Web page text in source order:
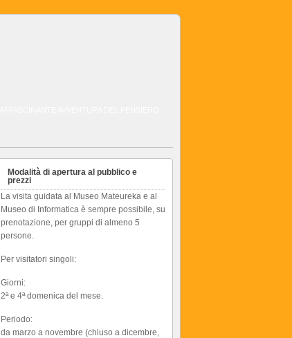
Modalità di apertura al pubblico e
prezzi
La visita guidata al Museo Mateureka e al
Museo di Informatica è sempre possibile, su
prenotazione, per gruppi di almeno 5
persone.
Per visitatori singoli:
Giorni:
2ª e 4ª domenica del mese.
Periodo:
da marzo a novembre (chiuso a dicembre,